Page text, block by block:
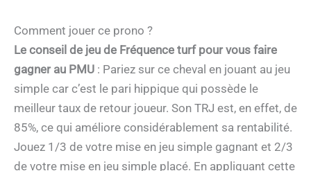
Comment jouer ce prono ?
Le conseil de jeu de Fréquence turf pour vous faire
gagner au PMU : Pariez sur ce cheval en jouant au jeu
simple car c’est le pari hippique qui possède le
meilleur taux de retour joueur. Son TRJ est, en effet, de
85%, ce qui améliore considérablement sa rentabilité.
Jouez 1/3 de votre mise en jeu simple gagnant et 2/3
de votre mise en jeu simple placé. En appliquant cette